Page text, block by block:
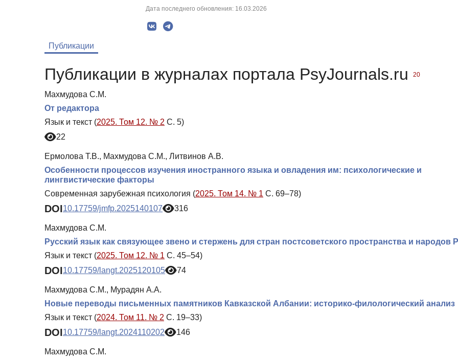
Дата последнего обновления: 16.03.2026
Публикации
Публикации в журналах портала PsyJournals.ru 20
Махмудова С.М.
От редактора
Язык и текст (2025. Том 12. № 2 С. 5)
22
Ермолова Т.В., Махмудова С.М., Литвинов А.В.
Особенности процессов изучения иностранного языка и овладения им: психологические и
лингвистические факторы
Современная зарубежная психология (2025. Том 14. № 1 С. 69–78)
DOI10.17759/jmfp.2025140107 316
Махмудова С.М.
Русский язык как связующее звено и стержень для стран постсоветского пространства и народов
Язык и текст (2025. Том 12. № 1 С. 45–54)
DOI10.17759/langt.2025120105 74
Махмудова С.М., Мурадян А.А.
Новые переводы письменных памятников Кавказской Албании: историко-филологический анализ
Язык и текст (2024. Том 11. № 2 С. 19–33)
DOI10.17759/langt.2024110202 146
Махмудова С.М.